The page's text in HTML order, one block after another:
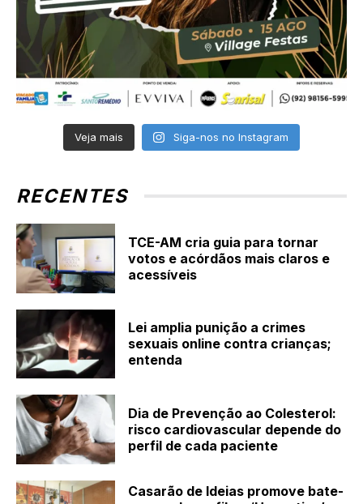
Veja mais Siga-nos no Instagram
RECENTES
TCE-AM cria guia para tornar
votos e acórdãos mais claros e
acessíveis
Lei amplia punição a crimes
sexuais online contra crianças;
entenda
Dia de Prevenção ao Colesterol:
risco cardiovascular depende do
perfil de cada paciente
Casarão de Ideias promove bate-